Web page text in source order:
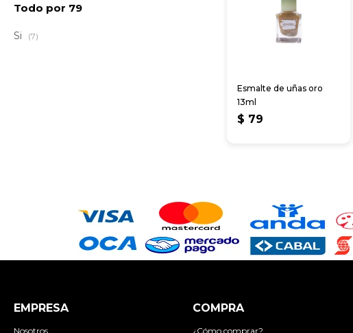
Esmalte de uñas oro
13ml
$ 79
Todo por 79
Si (7)
EMPRESA
Nosotros
COMPRA
¿Cómo comprar?